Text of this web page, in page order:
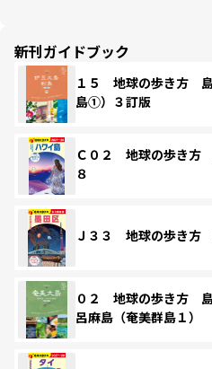
新刊ガイドブック
１５ 地球の歩き方
島①）３訂版
Ｃ０２ 地球の歩き方
８
Ｊ３３ 地球の歩き方
０２ 地球の歩き方
呂麻島（奄美群島１）